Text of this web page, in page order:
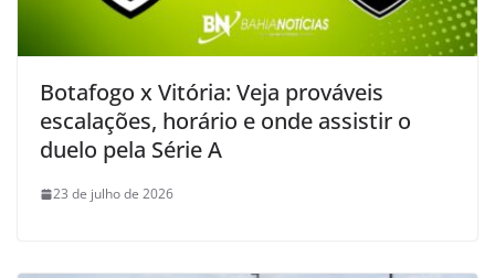
Botafogo x Vitória: Veja prováveis
escalações, horário e onde assistir o
duelo pela Série A
23 de julho de 2026